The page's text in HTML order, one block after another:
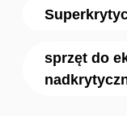
sprzęt do